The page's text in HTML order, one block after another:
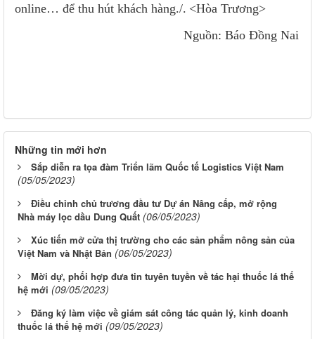
online… để thu hút khách hàng./. <Hòa Trương>
Nguồn: Báo Đồng Nai
Những tin mới hơn
Sắp diễn ra tọa đàm Triển lãm Quốc tế Logistics Việt Nam
(05/05/2023)
Điều chỉnh chủ trương đầu tư Dự án Nâng cấp, mở rộng
Nhà máy lọc dầu Dung Quất (06/05/2023)
Xúc tiến mở cửa thị trường cho các sản phẩm nông sản của
Việt Nam và Nhật Bản (06/05/2023)
Mời dự, phối hợp đưa tin tuyên tuyền về tác hại thuốc lá thế
hệ mới (09/05/2023)
Đăng ký làm việc về giám sát công tác quản lý, kinh doanh
thuốc lá thế hệ mới (09/05/2023)